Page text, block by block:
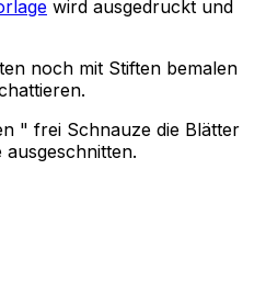
wird ausgedruckt und
noch mit Stiften bemalen
" frei Schnauze die Blätter
ausgeschnitten.